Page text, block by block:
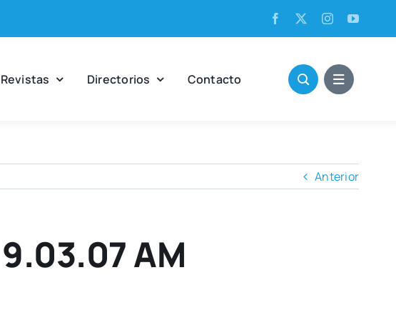
Revis­tas Direc­to­rios Con­tac­to
Anterior
AM